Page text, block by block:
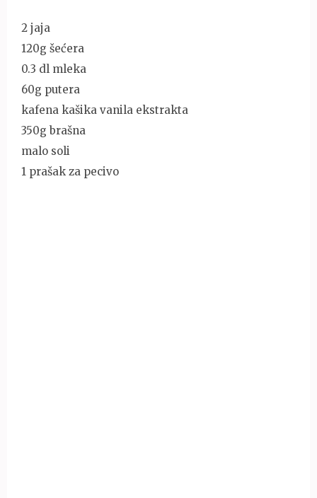
2 jaja
120g šećera
0.3 dl mleka
60g putera
kafena kašika vanila ekstrakta
350g brašna
malo soli
1 prašak za pecivo